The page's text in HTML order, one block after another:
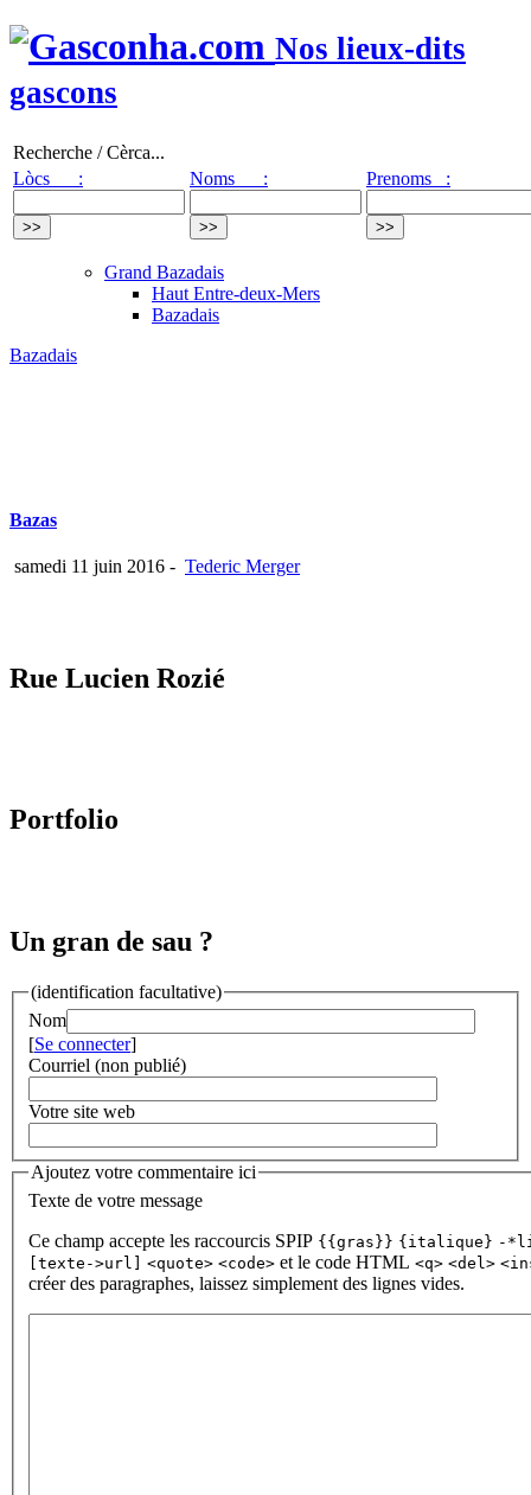
Nos lieux-dits
gascons
Recherche / Cèrca...
Lòcs :
Noms : Prenoms :
Grand Bazadais
Haut Entre-deux-Mers
Bazadais
Bazadais
Bazas
samedi 11 juin 2016 - Tederic Merger
Rue Lucien Rozié
Portfolio
Un gran de sau ?
(identification facultative)
Nom
[Se connecter]
Courriel (non publié)
Votre site web
Ajoutez votre commentaire ici
Texte de votre message
Ce champ accepte les raccourcis SPIP {{gras}} {italique} -
[texte->url]
<quote> <code> et le code HTML <q> <del>
créer des paragraphes, laissez simplement des lignes vides.